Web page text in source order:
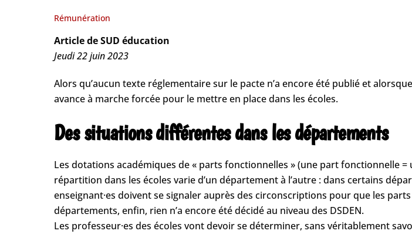
Rémunération
Article de SUD éducation
Jeudi 22 juin 2023
Alors qu’aucun texte réglementaire sur le pacte n’a encore été publié et
avance à marche forcée pour le mettre en place dans les écoles.
Des situations différentes dans les départements
Les dotations académiques de « parts fonctionnelles » (une part fonctionnelle
répartition dans les écoles varie d’un département à l’autre : dans certains
enseignant·es doivent se signaler auprès des circonscriptions pour que les
départements, enfin, rien n’a encore été décidé au niveau des DSDEN.
Les professeur·es des écoles vont devoir se déterminer, sans véritablement